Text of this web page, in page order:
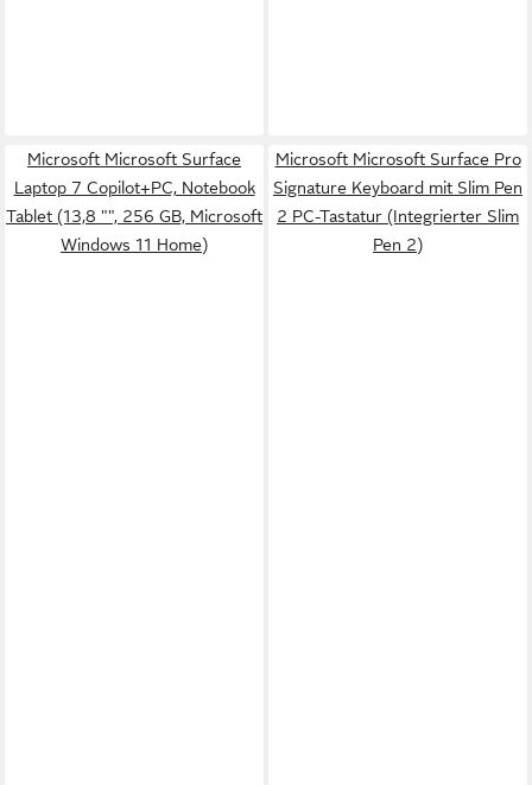
Microsoft Microsoft Surface
Laptop 7 Copilot+PC, Notebook
Tablet (13,8 "", 256 GB, Microsoft
Windows 11 Home)
Microsoft Microsoft Surface Pro
Signature Keyboard mit Slim Pen
2 PC-Tastatur (Integrierter Slim
Pen 2)